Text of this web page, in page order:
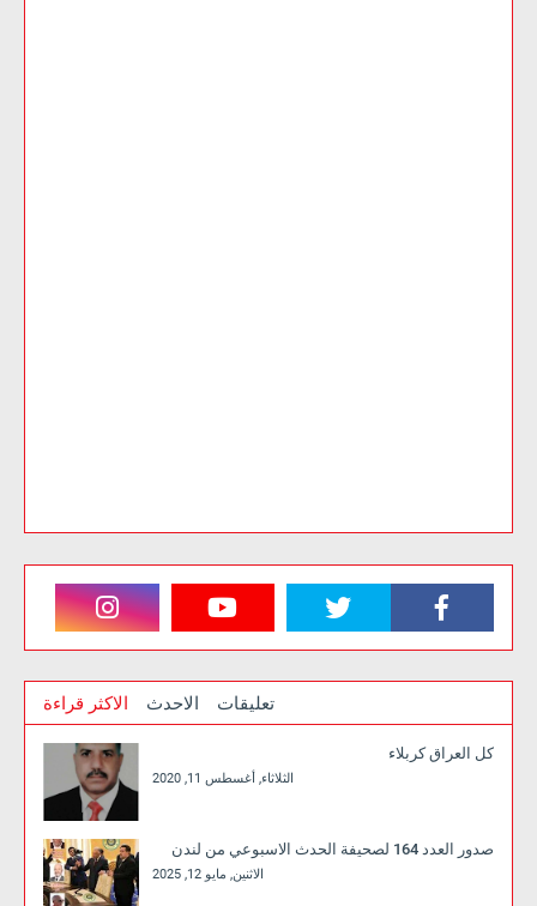
الاكثر قراءة الاحدث تعليقات
كل العراق كربلاء
الثلاثاء, أغسطس 11, 2020
صدور العدد 164 لصحيفة الحدث الاسبوعي من لندن
الاثنين, مايو 12, 2025